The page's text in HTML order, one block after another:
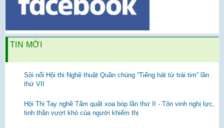
TIN MỚI
Sôi nổi Hội thi Nghệ thuật Quần chúng “Tiếng hát từ trái tim” lần
thứ VII
Hội Thi Tay nghề Tẩm quất xoa bóp lần thứ II - Tôn vinh nghị lực,
tinh thần vượt khó của người khiếm thị